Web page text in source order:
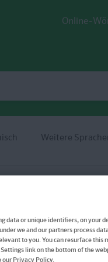
Online-
Weitere
Abitur
data or unique identifiers, on your
we and our partners process
to you. You can resurface this
link on the bottom of the
our Privacy Policy.